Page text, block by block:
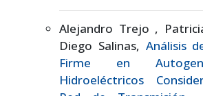
Alejandro Trejo ,
Diego Salinas, Análisis
Firme en
Hidroeléctricos